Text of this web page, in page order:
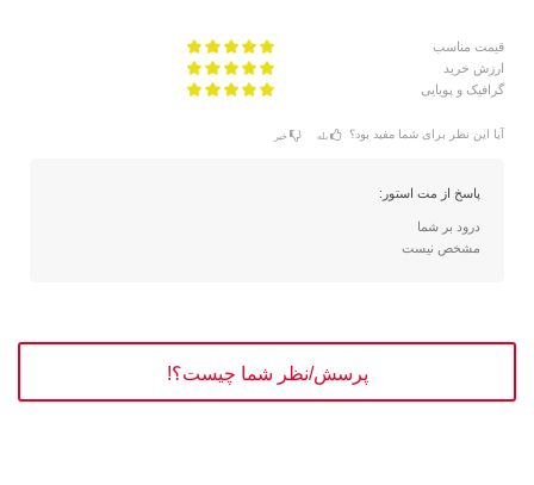
قیمت مناسب
ارزش خرید
گرافیک و پویایی
آیا این نظر برای شما مفید بود؟ بله خیر
پاسخ از مت استور:
درود بر شما
مشخص نیست
پرسش/نظر شما چیست؟!